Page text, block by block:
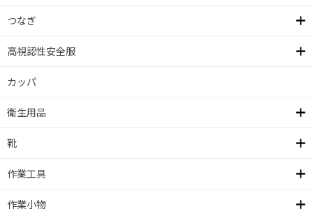
つなぎ
高視認性安全服
カッパ
衛生用品
靴
作業工具
作業小物